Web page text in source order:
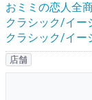
おミミの恋人全
クラシック/イー
クラシック/イー
店舗